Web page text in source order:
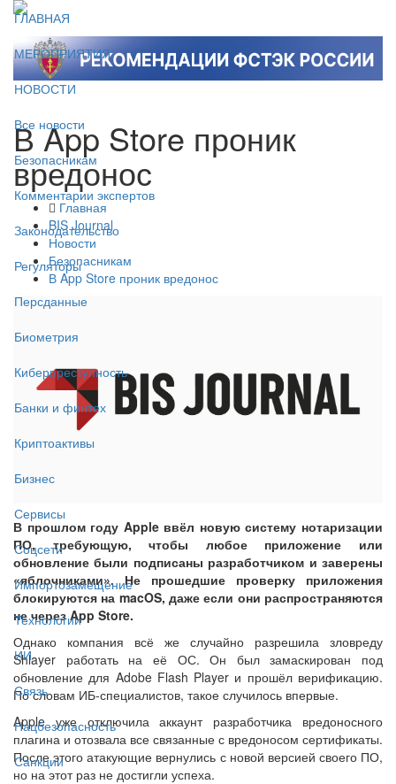
ГЛАВНАЯ
МЕРОПРИЯТИЯ
НОВОСТИ
Все новости
Безопасникам
Комментарии экспертов
Законодательство
Регуляторы
Персданные
Биометрия
Киберпреступность
Банки и финтех
Криптоактивы
Бизнес
Сервисы
Соцсети
Импортозамещение
Технологии
ИИ
Связь
Нацбезопасность
Санкции
В App Store проник
вредонос
Главная
BIS Journal
Новости
Безопасникам
В App Store проник вредонос
В прошлом году Apple ввёл новую систему нотаризации
ПО, требующую, чтобы любое приложение или
обновление были подписаны разработчиком и заверены
«яблочниками». Не прошедшие проверку приложения
блокируются на macOS, даже если они распространяются
не через App Store.
Однако компания всё же случайно разрешила зловреду
Shlayer работать на её ОС. Он был замаскирован под
обновление для Adobe Flash Player и прошёл верификацию.
По словам ИБ-специалистов, такое случилось впервые.
Apple уже отключила аккаунт разработчика вредоносного
плагина и отозвала все связанные с вредоносом сертификаты.
После этого атакующие вернулись с новой версией своего ПО,
но на этот раз не достигли успеха.